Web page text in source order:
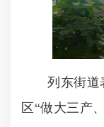
列东街道表
区“做大三产